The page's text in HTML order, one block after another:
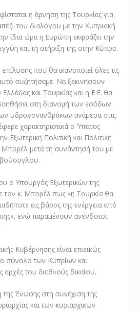
η άρνηση της Τουρκίας για
του διαλόγου με την Κυπριακή
ίδια ώρα η Ευρώπη εκφράζει την
και τη στήριξη της στην Κύπρο.
που θα ικανοποιεί όλες τις
συζητήσαμε. Να ξεκινήσουν
Ελλάδας και Τουρκίας και η Ε.Ε. θα
στη διανομή των εσόδων
υδρογονανθράκων ανάμεσα στις
χαρακτηριστικά ο Ύπατος
Εξωτερική Πολιτική και Πολιτική
μετά τη συνάντησή του με
ο Υπουργός Εξωτερικών της
τον κ. Μπορέλ πως «η Τουρκία θα
εις βάρος της ενέργεια από
ενώ παραμένουν ανένδοτοι
Κυβέρνησης είναι επιεικώς
σύνολο των Κυπρίων και
αρχές του διεθνούς δικαίου.
Ένωσης στη συνέχιση της
και των κυριαρχικών